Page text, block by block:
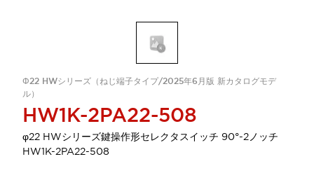
Φ22 HWシリーズ（ねじ端子タイプ/2025年6月版 新カタログモデ
ル）
HW1K-2PA22-508
φ22 HWシリーズ鍵操作形セレクタスイッチ 90°-2ノッチ
HW1K-2PA22-508